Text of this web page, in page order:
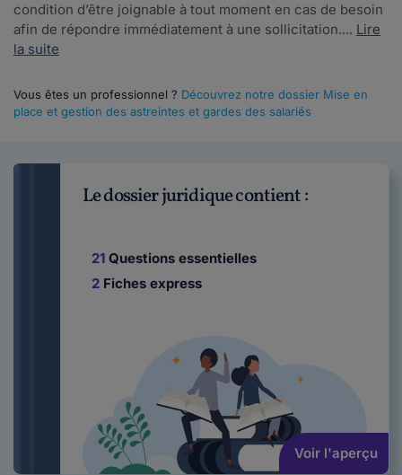
Le dossier juridique contient :
21 Questions essentielles
2 Fiches express
Voir l'aperçu
condition d’être joignable à tout moment en cas de besoin
afin de répondre immédiatement à une sollicitation.... Lire
la suite
Vous êtes un professionnel ? Découvrez notre dossier Mise en
place et gestion des astreintes et gardes des salariés